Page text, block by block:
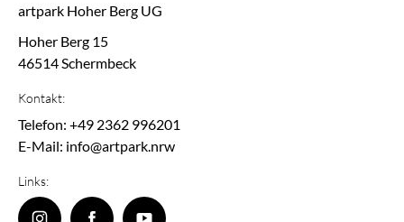
artpark Hoher Berg UG
Hoher Berg 15
46514 Schermbeck
Kontakt:
Telefon: +49 2362 996201
E-Mail: info@artpark.nrw
Links: